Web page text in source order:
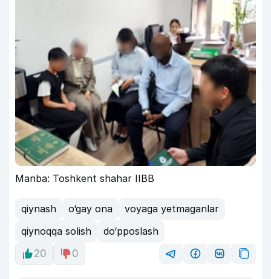
Manba: Toshkent shahar IIBB
qiynash o‘gay ona
voyaga yetmaganlar
qiynoqqa solish
do‘pposlash
20
0